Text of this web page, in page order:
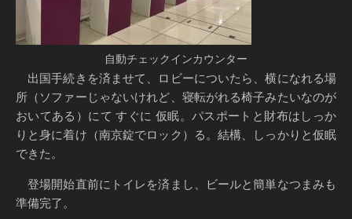
自動チェックインカウンター
出国手続きを済ませて、ロビーについたら、横になれる場
所（ソファーじゃないけれど、寝転がれる椅子みたいなのが
おいてある）にて すぐに 仮眠。パスポートと財布はしっか
りと身に着け（南京錠でロック）る。結構、しっかりと仮眠
できた。
登場開始直前にトイレを済まし、ビールと簡単なつまみも
準備完了。